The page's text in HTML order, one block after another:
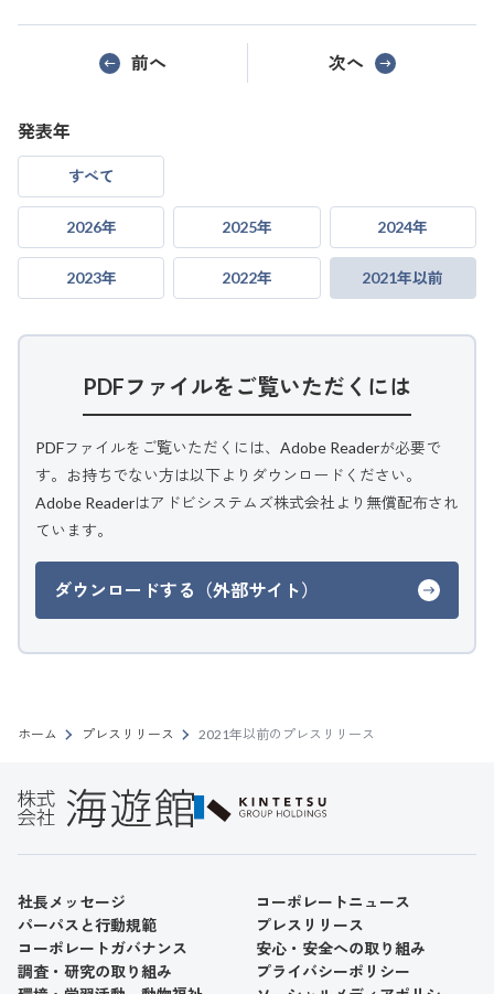
前へ 次へ
発表年
すべて
2026年 2025年 2024年
2023年 2022年 2021年以前
PDFファイルをご覧いただくには
PDFファイルをご覧いただくには、Adobe Readerが必要で
す。お持ちでない方は以下よりダウンロードください。
Adobe Readerはアドビシステムズ株式会社より無償配布され
ています。
ダウンロードする（外部サイト）
ホーム プレスリリース 2021年以前のプレスリリース
社長メッセージ
パーパスと行動規範
コーポレートガバナンス
調査・研究の取り組み
コーポレートニュース
プレスリリース
安心・安全への取り組み
プライバシーポリシー